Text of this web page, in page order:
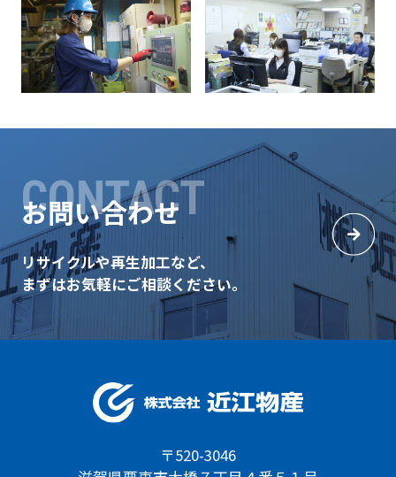
CONTACT
お問い合わせ
リサイクルや再生加工など、
まずはお気軽にご相談ください。
〒520-3046